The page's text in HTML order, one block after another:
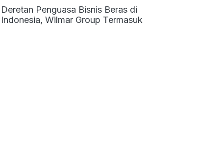
Deretan Penguasa Bisnis Beras di
Indonesia, Wilmar Group Termasuk